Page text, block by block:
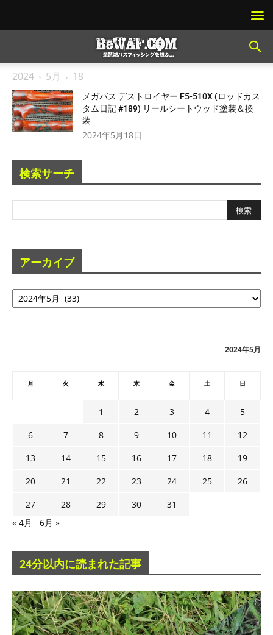
2024 5月 18
メガバス デストロイヤー F5-510X (ロッドカス
タム日記 #189) リールシートウッド塗装＆換
装
2024年5月18日
検索サーチ
アーカイブ
ア
ー
2024年5月
月 火 水 木 金 土 日
1 2 3 4
5
6
7 8 9 10 11
12
13
14 15 16 17 18
19
20
21 22 23 24 25
26
27
28 29 30
31
« 4月
6月 »
24分以内に読まれた記事